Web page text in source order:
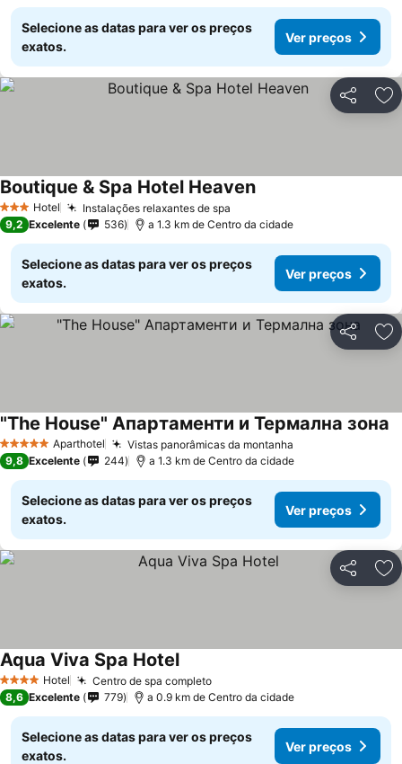
Selecione as datas para ver os preços
exatos.
Ver preços
Partilhar
3 EstrelasHotel Instalações relaxantes de spa
Boutique & Spa Hotel HeavenVer preços
9,2 Excelente 536 a 1.3 km de Centro da cidade
Selecione as datas para ver os preços
exatos.
Ver preços
Partilhar
5 Estrelas Aparthotel Vistas panorâmicas da montanha
"The House" Апартаменти и Термална зона
9,8 Excelente 244 a 1.3 km de Centro da cidade
Selecione as datas para ver os preços
exatos.
Ver preços
Partilhar
4 EstrelasHotel Centro de spa completoVer preços
Aqua Viva Spa HotelVer preços
8,6 Excelente 779 a 0.9 km de Centro da cidade
Selecione as datas para ver os preços
exatos.
Ver preços